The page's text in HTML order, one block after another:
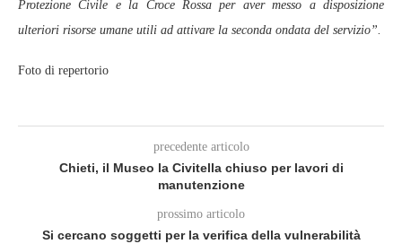
Protezione Civile e la Croce Rossa per aver messo a disposizione
ulteriori risorse umane utili ad attivare la seconda ondata del servizio”.
Foto di repertorio
precedente articolo
Chieti, il Museo la Civitella chiuso per lavori di
manutenzione
prossimo articolo
Si cercano soggetti per la verifica della vulnerabilità